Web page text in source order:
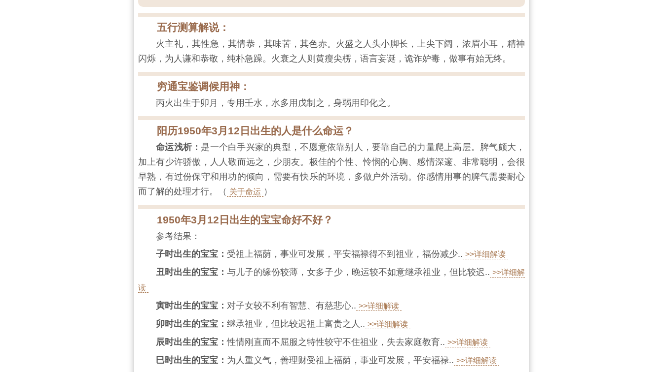
五行测算解说：
火主礼，其性急，其情恭，其味苦，其色赤。火盛之人头小脚长，上尖下阔，浓眉小耳，精神
闪烁，为人谦和恭敬，纯朴急躁。火衰之人则黄瘦尖楞，语言妄诞，诡诈妒毒，做事有始无终。
穷通宝鉴调候用神：
丙火出生于卯月，专用壬水，水多用戊制之，身弱用印化之。
阳历1950年3月12日出生的人是什么命运？
命运浅析： 是一个白手兴家的典型，不愿意依靠别人，要靠自己的力量爬上高层。脾气颇大，
加上有少许骄傲，人人敬而远之，少朋友。极佳的个性、怜悯的心胸、感情深邃、非常聪明，会很
早熟，有过份保守和用功的倾向，需要有快乐的环境，多做户外活动。你感情用事的脾气需要耐心
而了解的处理才行。（ 关于命运 ）
1950年3月12日出生的宝宝命好不好？
参考结果：
子时出生的宝宝： 受祖上福荫，事业可发展，平安福禄得不到祖业，福份减少.. >>详细解读
丑时出生的宝宝：与儿子的缘份较薄，女多子少，晚运较不如意继承祖业，但比较迟.. >>详细解
读
寅时出生的宝宝： 对子女较不利有智慧、有慈悲心.. >>详细解读
卯时出生的宝宝： 继承祖业，但比较迟祖上富贵之人.. >>详细解读
辰时出生的宝宝：性情刚直而不屈服之特性较守不住祖业，失去家庭教育.. >>详细解读
巳时出生的宝宝： 为人重义气，善理财受祖上福荫，事业可发展，平安福禄.. >>详细解读